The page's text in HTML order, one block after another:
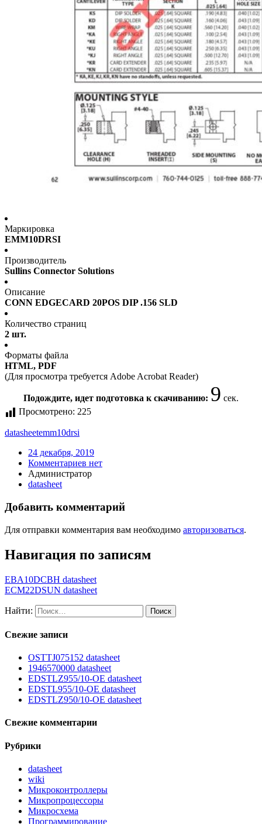
Маркировка
EMM10DRSI
Производитель
Sullins Connector Solutions
Описание
CONN EDGECARD 20POS DIP .156 SLD
Количество страниц
2 шт.
Форматы файла
HTML, PDF
(Для просмотра требуется Adobe Acrobat Reader)
Подождите, идет подготовка к скачиванию: 9 сек.
Просмотрено: 225
datasheetemm10drsi
24 декабря, 2019
Комментариев нет
Администратор
datasheet
Добавить комментарий
Для отправки комментария вам необходимо авторизоваться.
Навигация по записям
EBA10DCBH datasheet
ECM22DSUN datasheet
Найти:
Свежие записи
OSTTJ075152 datasheet
1946570000 datasheet
EDSTLZ955/10-OE datasheet
EDSTL955/10-OE datasheet
EDSTLZ950/10-OE datasheet
Свежие комментарии
Рубрики
datasheet
wiki
Микроконтроллеры
Микропроцессоры
Микросхема
Программирование